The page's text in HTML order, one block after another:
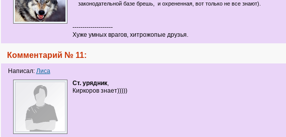
законодательной базе брешь, и охрененная, вот только не все знают).
--------------------
Хуже умных врагов, хитрожопые друзья.
Комментарий № 11:
Написал: Лиса
Ст. урядник,
Киркоров знает)))))